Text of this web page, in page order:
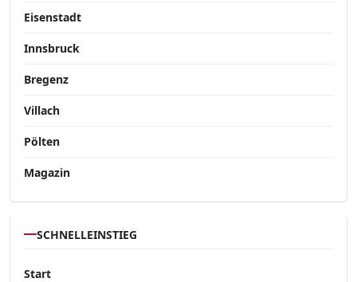
Eisenstadt
Innsbruck
Bregenz
Villach
Pölten
Magazin
SCHNELLEINSTIEG
Start